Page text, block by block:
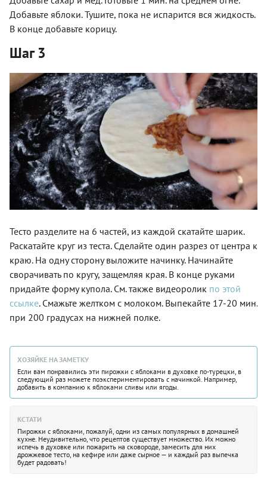
Добавьте яблоки. Тушите, пока не испарится вся жидкость.
В конце добавьте корицу.
Шаг 3
Тесто разделите на 6 частей, из каждой скатайте шарик.
Раскатайте круг из теста. Сделайте один разрез от центра к
краю. На одну сторону выложите начинку. Начинайте
сворачивать по кругу, защемляя края. В конце руками
придайте форму купола. См. также видеоролик по этой
ссылке. Смажьте желтком с молоком. Выпекайте 17-20 мин.
при 200 градусах на нижней полке.
ХОЗЯЙКЕ НА ЗАМЕТКУ
Если вам понравились эти пирожки с яблоками в духовке по-турецки, в
следующий раз можете поэкспериментировать с начинкой. Например,
добавить в компанию к яблоками сливы или ягоды.
КСТАТИ
Пирожки с яблоками, пожалуй, одни из самых популярных в домашней
кухне. Неудивительно, что рецептов существует множество. Их можно
испечь в духовке или пожарить на сковороде, замесить для них
дрожжевое тесто, на кефире или даже сырное — и каждый раз выпечка
будет радовать!